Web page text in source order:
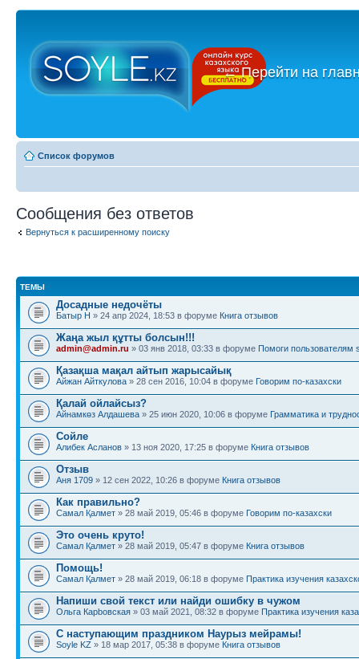
←Перейти на
Список форумов
Сообщения без ответов
Вернуться к расширенному поиску
ТЕМЫ
Досадные недочёты
Батыр Н » 24 апр 2024, 18:53 в форуме Книга отзывов
Жаңа жыл құтты болсын!!!
admin@admin.ru » 03 янв 2018, 03:33 в форуме Помоги пользователям
Қазақша мақал айтып жарысайық
Айжан Айткулова » 28 сен 2016, 10:04 в форуме Говорим по-казахски
Қалай ойлайсыз?
Айнамкөз Алдашева » 25 июн 2020, 10:06 в форуме Грамматика и
Сойле
Алибек Асланов » 13 ноя 2020, 17:25 в форуме Книга отзывов
Отзыв
Аня 1709 » 12 сен 2022, 10:26 в форуме Книга отзывов
Как правильно?
Самал Қалмет » 28 май 2019, 05:46 в форуме Говорим по-казахски
Это очень круто!
Самал Қалмет » 28 май 2019, 05:47 в форуме Книга отзывов
Помощь!
Самал Қалмет » 28 май 2019, 06:18 в форуме Практика изучения
Напиши свой текст или найди ошибку в чужом
Ольга Карbовская » 03 май 2021, 08:32 в форуме Практика изучения
С наступающим праздником Наурыз мейрамы!
Soyle KZ » 18 мар 2017, 05:38 в форуме Книга отзывов